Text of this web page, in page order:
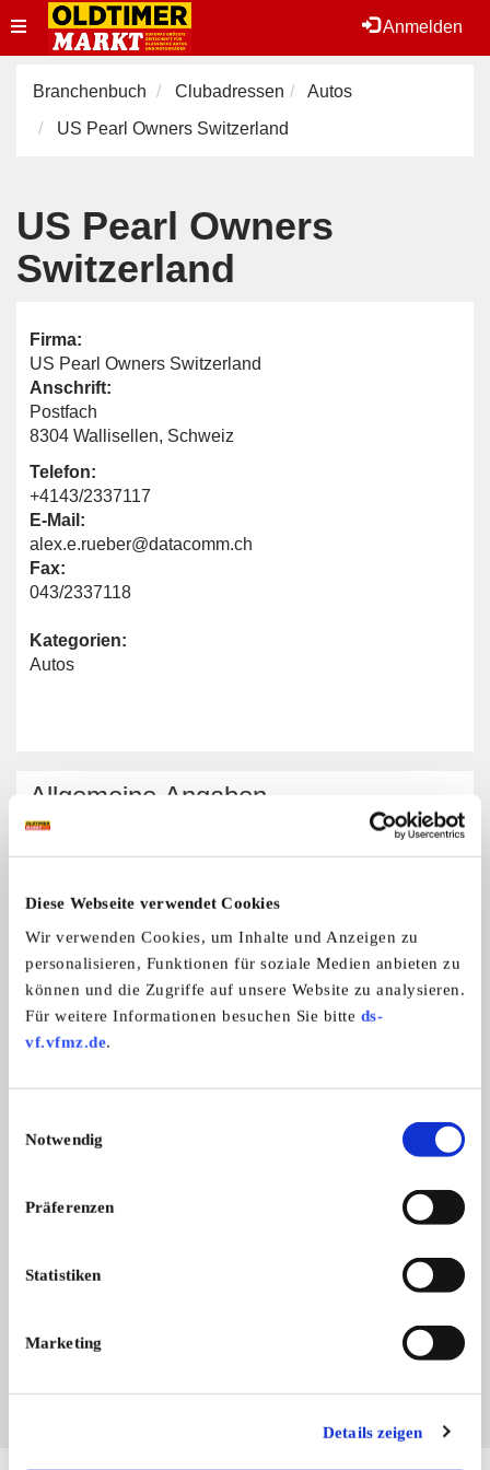
Diese Webseite verwendet Cookies
Wir verwenden Cookies, um Inhalte und Anzeigen zu
personalisieren, Funktionen für soziale Medien anbieten zu
können und die Zugriffe auf unsere Website zu analysieren.
Für weitere Informationen besuchen Sie bitte ds-
vf.vfmz.de.
Notwendig
Präferenzen
Statistiken
Marketing
Details zeigen
Anmelden
Toggle
navigation
Branchenbuch Clubadressen
Autos
US Pearl Owners Switzerland
US Pearl Owners
Switzerland
Firma:
US Pearl Owners Switzerland
Anschrift:
Postfach
8304 Wallisellen, Schweiz
Telefon:
+4143/2337117
E-Mail:
alex.e.rueber@datacomm.ch
Fax:
043/2337118
Kategorien:
Autos
Allgemeine Angaben
US Pearl Owners Switzerland
Sie vertreten dieses Unternehmen? Übernehmen Sie